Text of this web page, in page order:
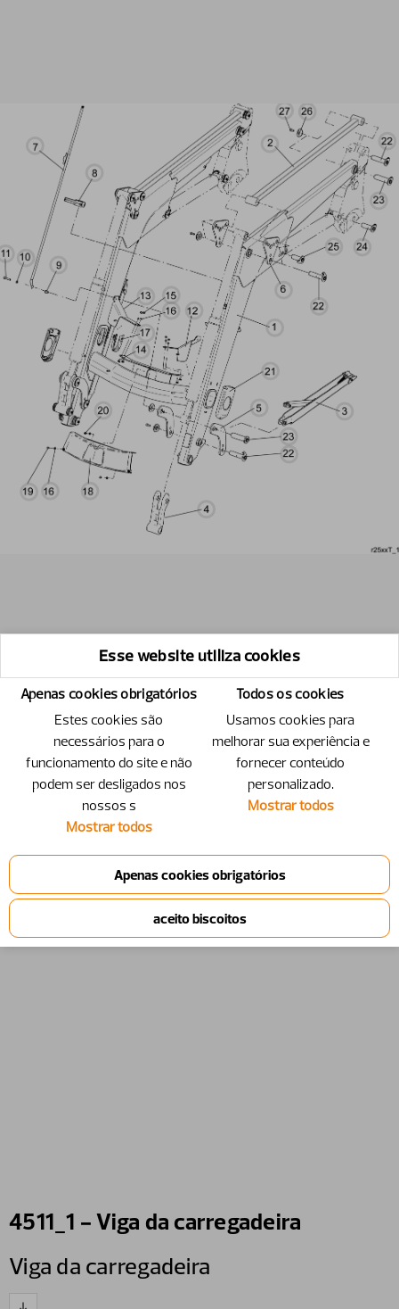
4511_1 - Viga da carregadeira
Viga da carregadeira
Esse website utiliza cookies
Apenas cookies obrigatórios
Estes cookies são
necessários para o
funcionamento do site e não
podem ser desligados nos
nossos s
Mostrar todos
Todos os cookies
Usamos cookies para
melhorar sua experiência e
fornecer conteúdo
personalizado.
Mostrar todos